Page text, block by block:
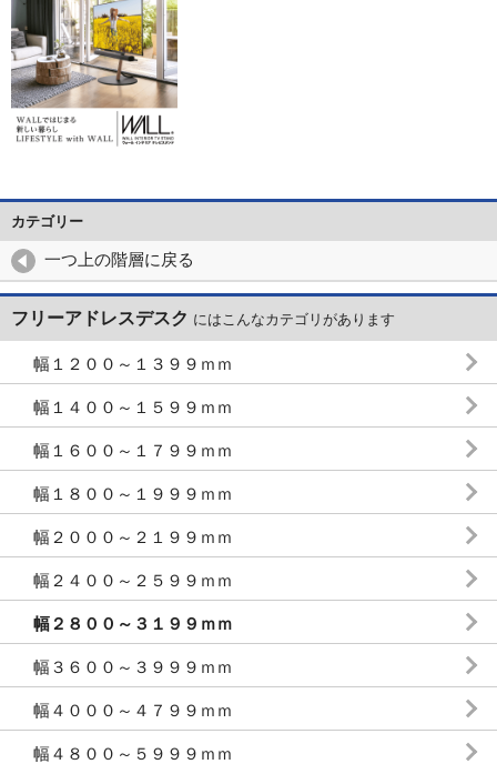
カテゴリー
一つ上の階層に戻る
フリーアドレスデスク にはこんなカテゴリがあります
幅１２００～１３９９ｍｍ
幅１４００～１５９９ｍｍ
幅１６００～１７９９ｍｍ
幅１８００～１９９９ｍｍ
幅２０００～２１９９ｍｍ
幅２４００～２５９９ｍｍ
幅２８００～３１９９ｍｍ
幅３６００～３９９９ｍｍ
幅４０００～４７９９ｍｍ
幅４８００～５９９９ｍｍ